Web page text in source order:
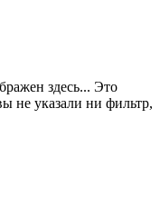
здесь... Это
не указали ни фильтр,